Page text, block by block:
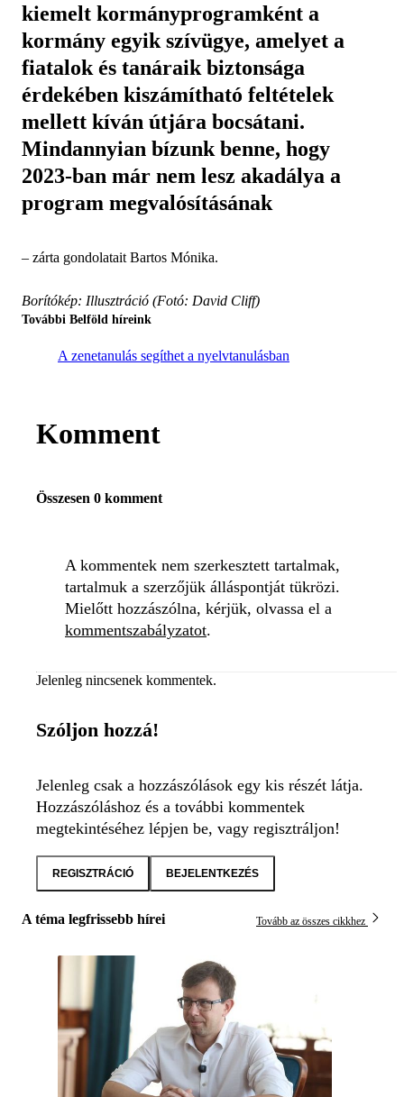
kiemelt kormányprogramként a
kormány egyik szívügye, amelyet a
fiatalok és tanáraik biztonsága
érdekében kiszámítható feltételek
mellett kíván útjára bocsátani.
Mindannyian bízunk benne, hogy
2023-ban már nem lesz akadálya a
program megvalósításának
– zárta gondolatait Bartos Mónika.
Borítókép: Illusztráció (Fotó: David Cliff)
További Belföld híreink
A zenetanulás segíthet a nyelvtanulásban
Komment
Összesen 0 komment
A kommentek nem szerkesztett tartalmak,
tartalmuk a szerzőjük álláspontját tükrözi.
Mielőtt hozzászólna, kérjük, olvassa el a
kommentszabályzatot.
Jelenleg nincsenek kommentek.
Szóljon hozzá!
Jelenleg csak a hozzászólások egy kis részét látja.
Hozzászóláshoz és a további kommentek
megtekintéséhez lépjen be, vagy regisztráljon!
REGISZTRÁCIÓ BEJELENTKEZÉS
A téma legfrissebb hírei Tovább az összes cikkhez